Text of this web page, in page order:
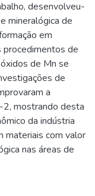
desenvolveu-
mineralógica de
em
procedimentos de
de Mn se
de
a
mostrando desta
da indústria
materiais com valor
nas áreas de